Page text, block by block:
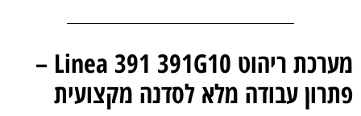
מערכת ריהוט Linea 391 391G10 –
עבודה מלא לסדנה מקצועית